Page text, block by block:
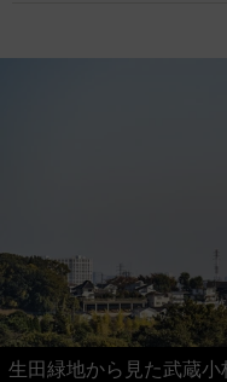
生田緑地から見た武蔵小